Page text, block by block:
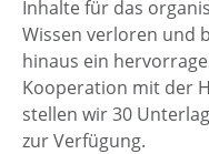
Inhalte für das
Wissen verloren und
hinaus ein
Kooperation mit der
stellen wir 30
zur Verfügung.